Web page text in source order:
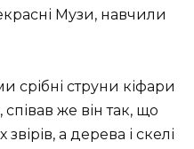
Музи, навчили
струни кіфари
же він так, що
а дерева і скелі